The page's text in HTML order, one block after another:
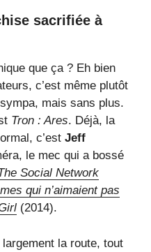
sacrifiée à
que ça ? Eh bien
c’est même plutôt
mais sans plus.
Tron : Ares. Déjà, la
c’est Jeff
le mec qui a bossé
Social Network
qui n’aimaient pas
(2014).
la route, tout